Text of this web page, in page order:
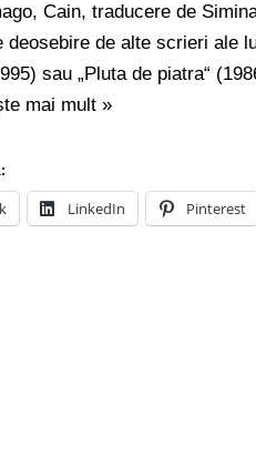
Cain, traducere de
de alte scrieri ale
sau „Pluta de piatra“
mai mult »
LinkedIn Pinterest